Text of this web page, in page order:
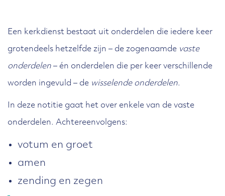
Een kerkdienst bestaat uit onderdelen die iedere keer
grotendeels hetzelfde zijn – de zogenaamde vaste
onderdelen – én onderdelen die per keer verschillende
worden ingevuld – de wisselende onderdelen.
In deze notitie gaat het over enkele van de vaste
onderdelen. Achtereenvolgens:
votum en groet
amen
zending en zegen